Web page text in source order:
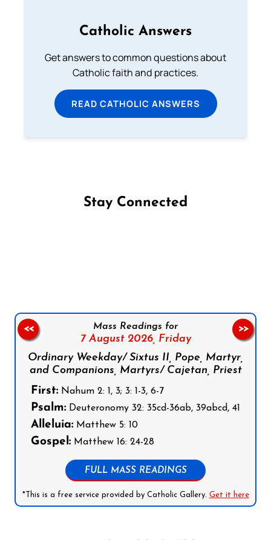
Catholic Answers
Get answers to common questions about
Catholic faith and practices.
READ CATHOLIC ANSWERS
Stay Connected
Mass Readings for
7 August 2026, Friday
Ordinary Weekday/ Sixtus II, Pope, Martyr,
and Companions, Martyrs/ Cajetan, Priest
First: Nahum 2: 1, 3; 3: 1-3, 6-7
Psalm: Deuteronomy 32: 35cd-36ab, 39abcd, 41
Alleluia: Matthew 5: 10
Gospel: Matthew 16: 24-28
FULL MASS READINGS
*This is a free service provided by Catholic Gallery. Get it here
<< >>